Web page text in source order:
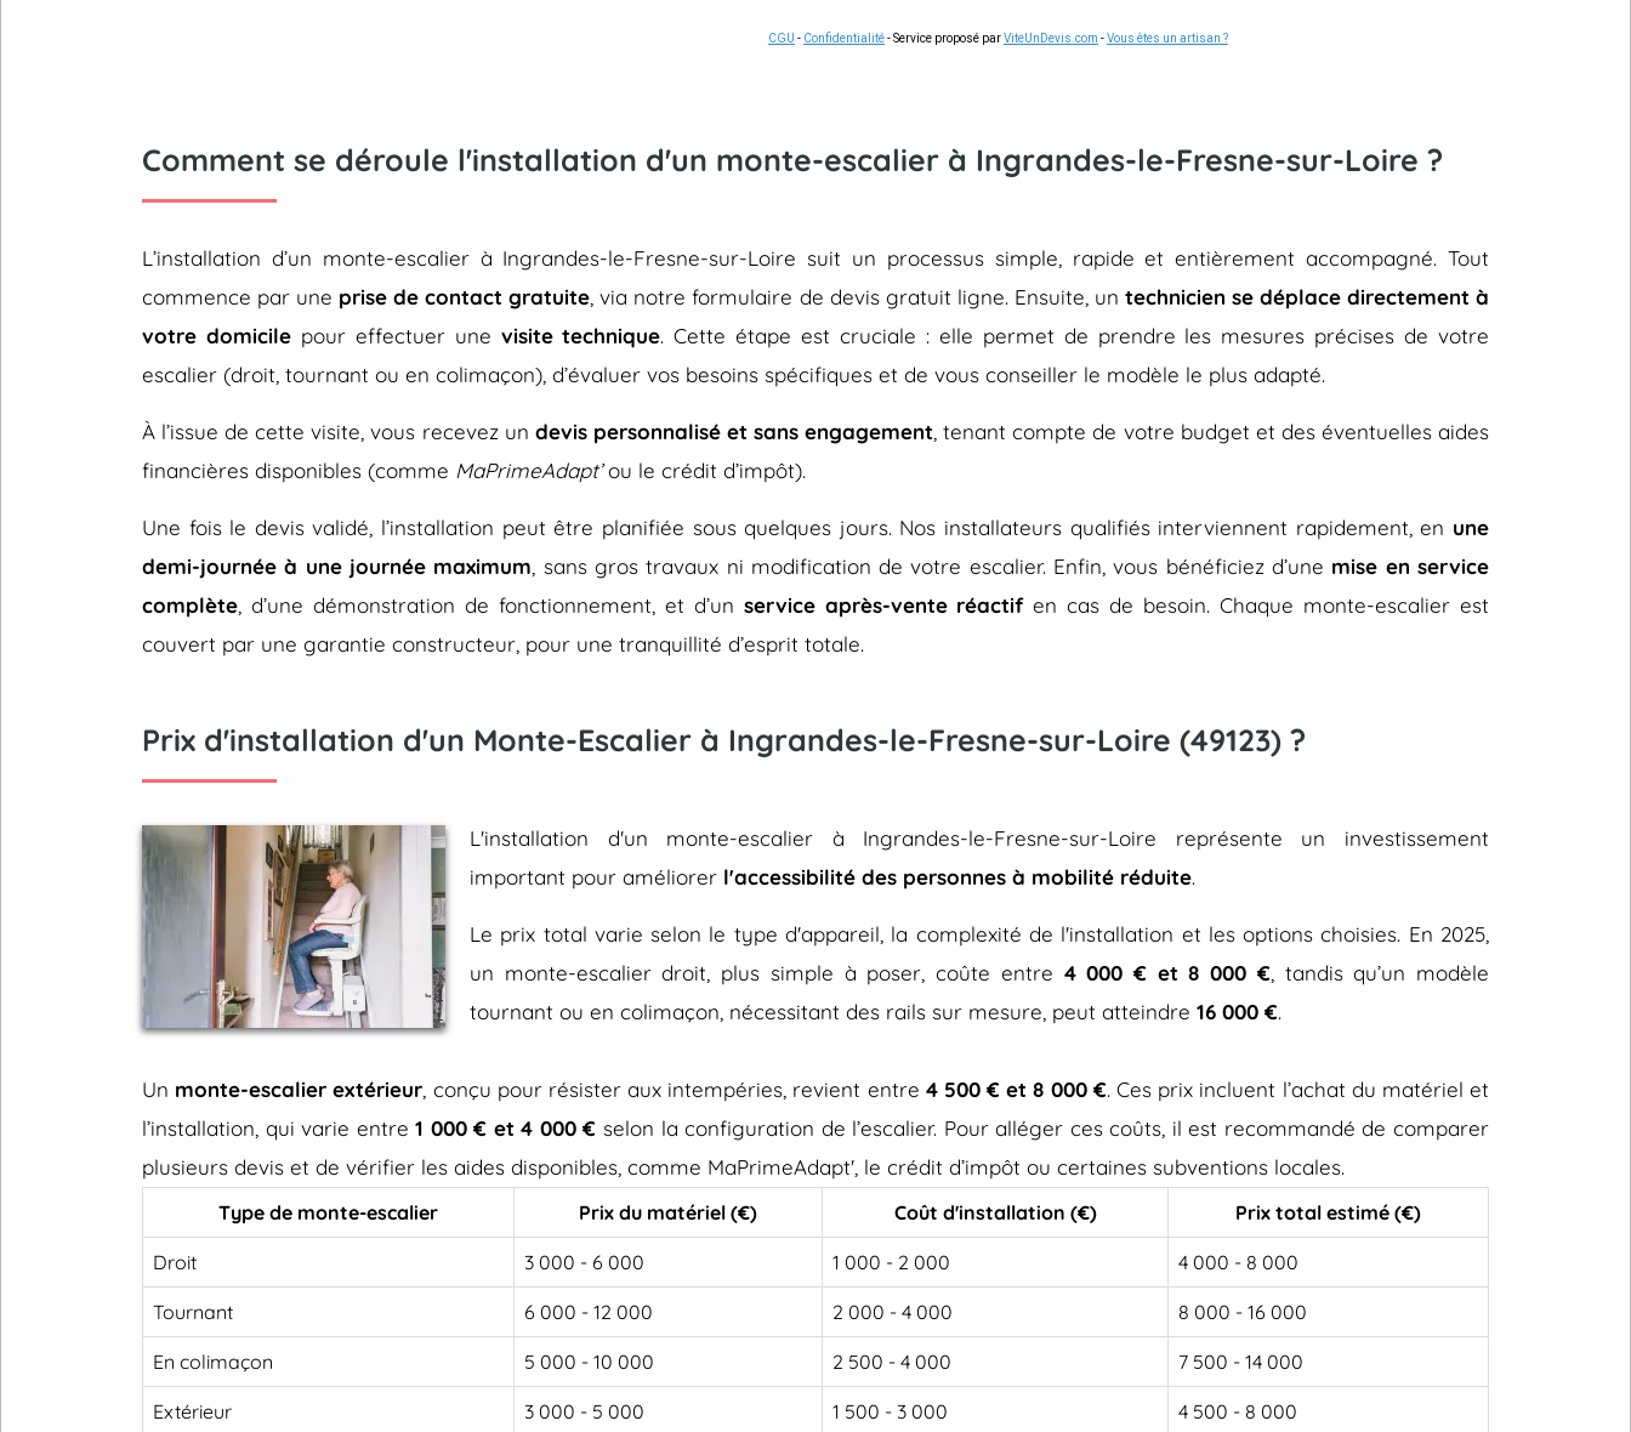
CGU - Confidentialité- Service proposé parViteUnDevis.com -Vous êtes un artisan ?
Comment se déroule l'installation d'un monte-escalier à Ingrandes-le-Fresne-sur-Loire ?
L’installation d’un monte-escalier à Ingrandes-le-Fresne-sur-Loire suit un processus simple, rapide et entièrement accompagné. Tout
commence par une prise de contact gratuite , via notre formulaire de devis gratuit ligne. Ensuite, un technicien se déplace directement à
votre domicilepour effectuer une visite technique. Cette étape est cruciale : elle permet de prendre les mesures précises de votre
escalier (droit, tournant ou en colimaçon), d’évaluer vos besoins spécifiques et de vous conseiller le modèle le plus adapté.
À l’issue de cette visite, vous recevez un devis personnalisé et sans engagement , tenant compte de votre budget et des éventuelles aides
financières disponibles (comme MaPrimeAdapt’ou le crédit d’impôt).
Une fois le devis validé, l’installation peut être planifiée sous quelques jours. Nos installateurs qualifiés interviennent rapidement, en une
demi-journée à une journée maximum , sans gros travaux ni modification de votre escalier. Enfin, vous bénéficiez d’une mise en service
complète , d’une démonstration de fonctionnement, et d’un service après-vente réactifen cas de besoin. Chaque monte-escalier est
couvert par une garantie constructeur, pour une tranquillité d’esprit totale.
Prix d'installation d'un Monte-Escalier à Ingrandes-le-Fresne-sur-Loire (49123) ?
L'installation d'un monte-escalier à Ingrandes-le-Fresne-sur-Loire représente un investissement
important pour améliorer l'accessibilité des personnes à mobilité réduite.
Le prix total varie selon le type d'appareil, la complexité de l'installation et les options choisies. En 2025,
un monte-escalier droit, plus simple à poser, coûte entre 4 000 € et 8 000 € , tandis qu’un modèle
tournant ou en colimaçon, nécessitant des rails sur mesure, peut atteindre 16 000 €.
Un monte-escalier extérieur , conçu pour résister aux intempéries, revient entre 4 500 € et 8 000 €. Ces prix incluent l’achat du matériel et
l’installation, qui varie entre1 000 € et 4 000 € selon la configuration de l’escalier. Pour alléger ces coûts, il est recommandé de comparer
plusieurs devis et de vérifier les aides disponibles, comme MaPrimeAdapt', le crédit d’impôt ou certaines subventions locales.
Type de monte-escalier Prix du matériel (€) Coût d'installation (€) Prix total estimé (€)
Droit 3 000 - 6 000 1 000 - 2 000 4 000 - 8 000
Tournant 6 000 - 12 000 2 000 - 4 000 8 000 - 16 000
En colimaçon 5 000 - 10 000 2 500 - 4 000 7 500 - 14 000
Extérieur 3 000 - 5 000 1 500 - 3 000 4 500 - 8 000